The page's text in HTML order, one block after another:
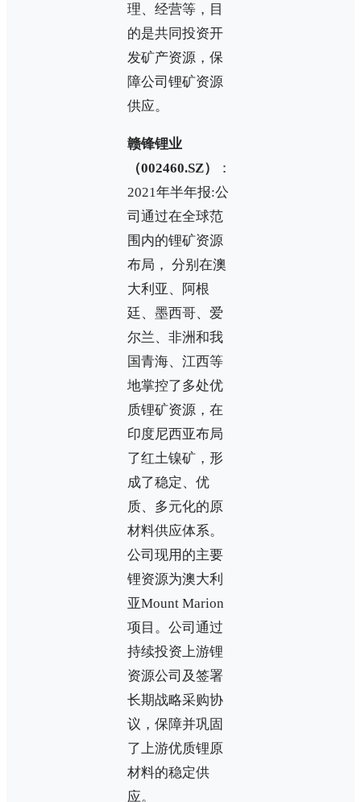
理、经营等，目
的是共同投资开
发矿产资源，保
障公司锂矿资源
供应。
赣锋锂业
（002460.SZ）
：
2021年半年报:公
司通过在全球范
围内的锂矿资源
布局， 分别在澳
大利亚、阿根
廷、墨西哥、爱
尔兰、非洲和我
国青海、江西等
地掌控了多处优
质锂矿资源，在
印度尼西亚布局
了红土镍矿，形
成了稳定、优
质、多元化的原
材料供应体系。
公司现用的主要
锂资源为澳大利
亚Mount Marion
项目。公司通过
持续投资上游锂
资源公司及签署
长期战略采购协
议，保障并巩固
了上游优质锂原
材料的稳定供
应。